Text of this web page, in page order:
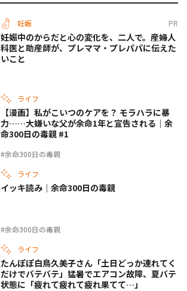
妊娠 PR
妊娠中のからだと心の変化を、二人で。産婦人
科医と助産師が、プレママ・プレパパに伝えた
いこと
ライフ
#余命300日の毒親
【漫画】私がこいつのケアを？ モラハラに暴
力……大嫌いな父が余命1年と宣告される｜余
命300日の毒親 #1
ライフ
#余命300日の毒親
イッキ読み｜余命300日の毒親
ライフ
たんぽぽ白鳥久美子さん「土日どっか連れてく
だけでバテバテ」猛暑でエアコン故障、夏バテ
状態に「疲れて疲れて疲れ果てて…」